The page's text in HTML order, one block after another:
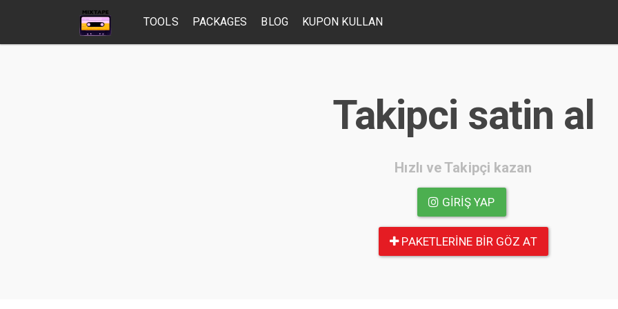
TOOLS PACKAGES BLOG KUPON KULLAN
Takipci satin al
Hızlı ve Takipçi kazan
GIRIŞ YAP
PAKETLERINE BIR GÖZ AT